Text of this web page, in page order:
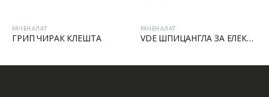
РАЧЕН АЛАТ
ГРИП ЧИРАК КЛЕШТА
РАЧЕН АЛАТ
VDE ШПИЦАНГЛА ЗА ЕЛЕКТРИЧАРИ